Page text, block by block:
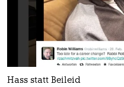
Hass statt Beileid